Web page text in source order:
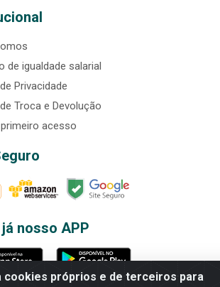
cookies próprios e de terceiros para
de igualdade salarial
Privacidade
Troca e Devolução
acesso
nosso APP